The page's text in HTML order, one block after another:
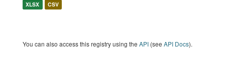
XLSX CSV
You can also access this registry using the API (see API Docs).